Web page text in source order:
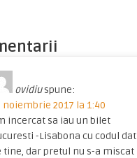
ovidiu spune:
noiembrie 2017 la 1:40
incercat sa iau un bilet
-Lisabona cu codul dat
tine, dar pretul nu s-a miscat